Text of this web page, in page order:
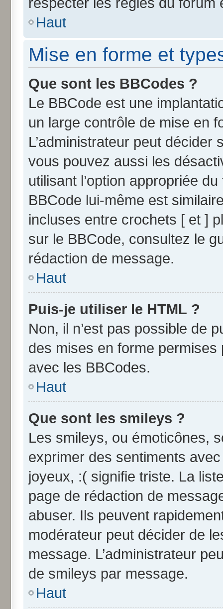
Haut
Mise en forme et
Que sont les BBCodes ?
Le BBCode est une
un large contrôle de mise en
L’administrateur peut
vous pouvez aussi les
utilisant l’option appropriée
BBCode lui-même est
incluses entre crochets [ et ]
sur le BBCode, consultez le
rédaction de message.
Haut
Puis-je utiliser le HTML ?
Non, il n’est pas possible de
des mises en forme
avec les BBCodes.
Haut
Que sont les smileys ?
Les smileys, ou émoticônes,
exprimer des sentiments
joyeux, :( signifie triste. La
page de rédaction de
abuser. Ils peuvent
modérateur peut décider de
message. L’administrateur
de smileys par message.
Haut